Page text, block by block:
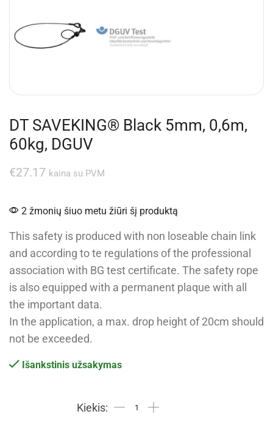
DT SAVEKING® Black 5mm, 0,6m,
60kg, DGUV
€27.17 kaina su PVM
2 žmonių šiuo metu žiūri šį produktą
This safety is produced with non loseable chain link
and according to te regulations of the professional
association with BG test certificate. The safety rope
is also equipped with a permanent plaque with all
the important data.
In the application, a max. drop height of 20cm should
not be exceeded.
Išankstinis užsakymas